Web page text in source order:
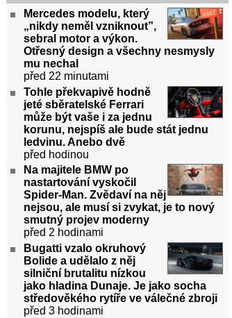
Mercedes modelu, který
„nikdy neměl vzniknout”,
sebral motor a výkon.
Otřesný design a všechny nesmysly
mu nechal
před 22 minutami
Tohle překvapivě hodně
jeté sběratelské Ferrari
může být vaše i za jednu
korunu, nejspíš ale bude stát jednu
ledvinu. Anebo dvě
před hodinou
Na majitele BMW po
nastartování vyskočil
Spider-Man. Zvědaví na něj
nejsou, ale musí si zvykat, je to nový
smutný projev moderny
před 2 hodinami
Bugatti vzalo okruhový
Bolide a udělalo z něj
silniční brutalitu nízkou
jako hladina Dunaje. Je jako socha
středověkého rytíře ve válečné zbroji
před 3 hodinami